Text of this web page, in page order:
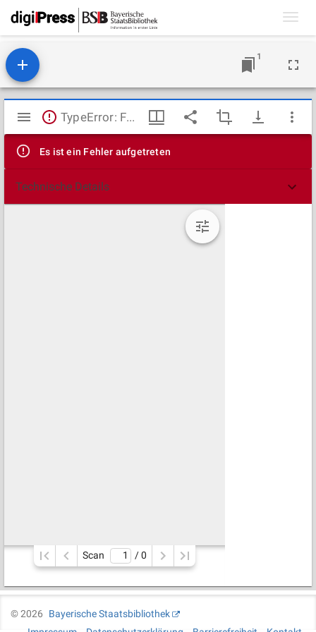
1
Mirador
Viewer
TypeError: Failed to fetch
Es ist ein Fehler aufgetreten
Technische Details
Scan / 0
©2026
Bayerische Staatsbibliothek